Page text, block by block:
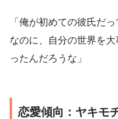
「俺が初めての彼氏だ
なのに、自分の世界を
ったんだろうな」
恋愛傾向：ヤキモ